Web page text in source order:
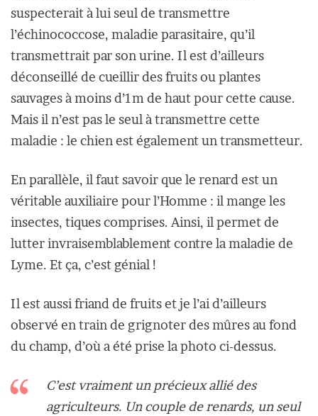
suspecterait à lui seul de transmettre
l’échinococcose, maladie parasitaire, qu’il
transmettrait par son urine. Il est d’ailleurs
déconseillé de cueillir des fruits ou plantes
sauvages à moins d’1m de haut pour cette cause.
Mais il n’est pas le seul à transmettre cette
maladie : le chien est également un transmetteur.
En parallèle, il faut savoir que le renard est un
véritable auxiliaire pour l’Homme : il mange les
insectes, tiques comprises. Ainsi, il permet de
lutter invraisemblablement contre la maladie de
Lyme. Et ça, c’est génial !
Il est aussi friand de fruits et je l’ai d’ailleurs
observé en train de grignoter des mûres au fond
du champ, d’où a été prise la photo ci-dessus.
C’est vraiment un précieux allié des
agriculteurs. Un couple de renards, un seul